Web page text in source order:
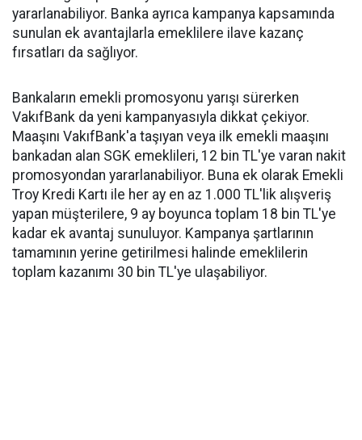
yararlanabiliyor. Banka ayrıca kampanya kapsamında
sunulan ek avantajlarla emeklilere ilave kazanç
fırsatları da sağlıyor.
Bankaların emekli promosyonu yarışı sürerken
VakıfBank da yeni kampanyasıyla dikkat çekiyor.
Maaşını VakıfBank'a taşıyan veya ilk emekli maaşını
bankadan alan SGK emeklileri, 12 bin TL'ye varan nakit
promosyondan yararlanabiliyor. Buna ek olarak Emekli
Troy Kredi Kartı ile her ay en az 1.000 TL'lik alışveriş
yapan müşterilere, 9 ay boyunca toplam 18 bin TL'ye
kadar ek avantaj sunuluyor. Kampanya şartlarının
tamamının yerine getirilmesi halinde emeklilerin
toplam kazanımı 30 bin TL'ye ulaşabiliyor.